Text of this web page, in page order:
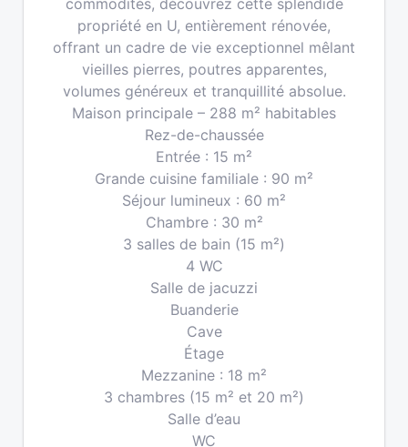
commodités, découvrez cette splendide
propriété en U, entièrement rénovée,
offrant un cadre de vie exceptionnel mêlant
vieilles pierres, poutres apparentes,
volumes généreux et tranquillité absolue.
Maison principale – 288 m² habitables
Rez-de-chaussée
Entrée : 15 m²
Grande cuisine familiale : 90 m²
Séjour lumineux : 60 m²
Chambre : 30 m²
3 salles de bain (15 m²)
4 WC
Salle de jacuzzi
Buanderie
Cave
Étage
Mezzanine : 18 m²
3 chambres (15 m² et 20 m²)
Salle d’eau
WC